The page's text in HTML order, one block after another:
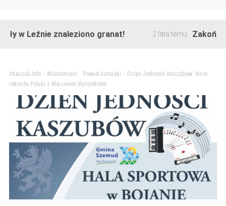
znaleziono granat! 2 lata temu Zakończono
zKaszub.info> Wiadomości Powiat kartuski
Dzień Jedności Kaszubów: bicie
rekordu Polski z Marcinem Wyrostkiem